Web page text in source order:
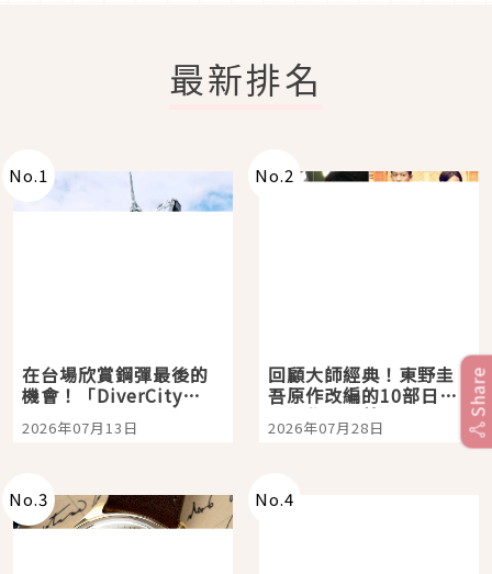
最新排名
No.1
在台場欣賞鋼彈最後的
機會！「DiverCity
Tokyo Plaza」搭船、
購物、美食及夜景，一
2026年07月13日
No.2
回顧大師經典！東野圭
吾原作改編的10部日本
影視作品推薦
2026年07月28日
No.3 No.4
Share